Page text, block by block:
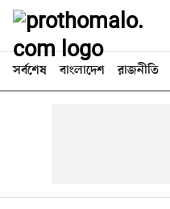
সর্বশেষ বাংলাদেশ রাজনীতি